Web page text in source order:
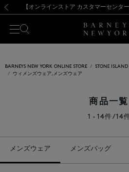
【夏季休業に伴う出荷一時停止の
熊本県を中心とした地震の影響による
【開催中】SUMMER SALEのご
【夏季休業に伴う出荷一時停止の
BARNEYS NEW YORK ONLINE STORE
STONE
ウィメンズウェア,メンズウェア
商品一覧
1 - 14件 / 14
メンズウェア メンズバッグ